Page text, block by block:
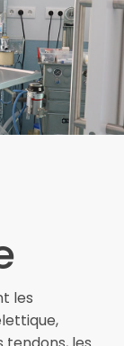
les